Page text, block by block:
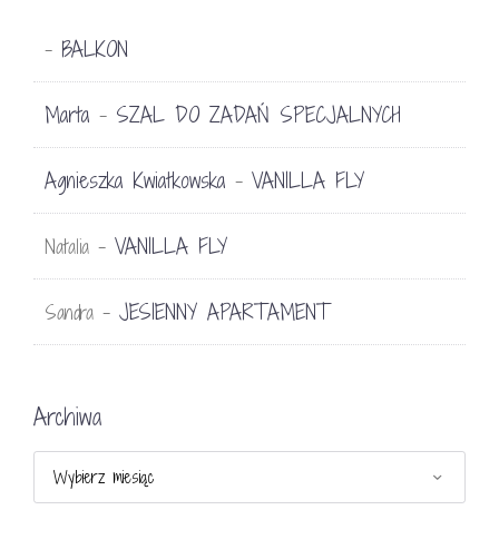
- BALKON
Marta - SZAL DO ZADAŃ SPECJALNYCH
Agnieszka Kwiatkowska - VANILLA FLY
Natalia - VANILLA FLY
Sandra - JESIENNY APARTAMENT
Archiwa